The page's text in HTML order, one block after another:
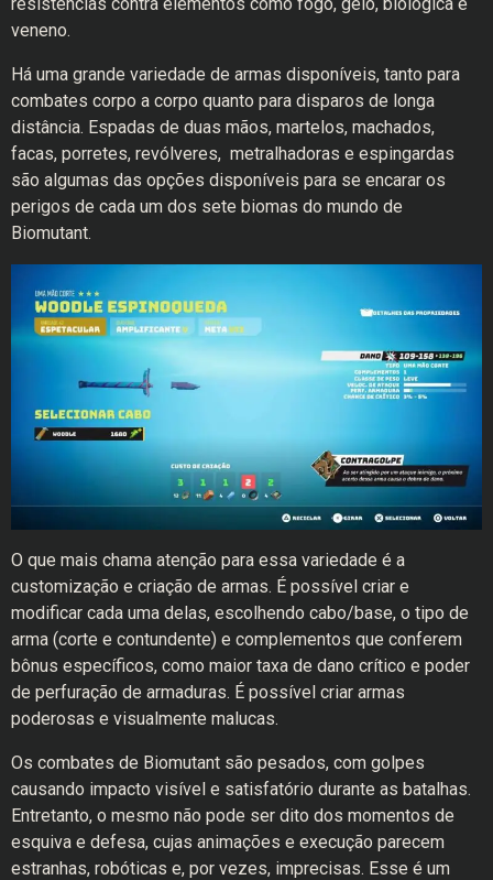
veneno.
Há uma grande variedade de armas disponíveis, tanto para
combates corpo a corpo quanto para disparos de longa
distância. Espadas de duas mãos, martelos, machados,
facas, porretes, revólveres, metralhadoras e espingardas
são algumas das opções disponíveis para se encarar os
perigos de cada um dos sete biomas do mundo de
Biomutant.
O que mais chama atenção para essa variedade é a
customização e criação de armas. É possível criar e
modificar cada uma delas, escolhendo cabo/base, o tipo de
arma (corte e contundente) e complementos que conferem
bônus específicos, como maior taxa de dano crítico e poder
de perfuração de armaduras. É possível criar armas
poderosas e visualmente malucas.
Os combates de Biomutant são pesados, com golpes
causando impacto visível e satisfatório durante as batalhas.
Entretanto, o mesmo não pode ser dito dos momentos de
esquiva e defesa, cujas animações e execução parecem
estranhas, robóticas e, por vezes, imprecisas. Esse é um